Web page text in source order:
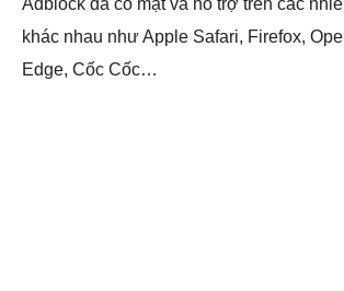
Adblock đã có mặt và hỗ trợ trên các
khác nhau như Apple Safari, Firefox,
Edge, Cốc Cốc…